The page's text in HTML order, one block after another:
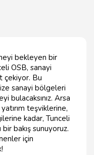
bekleyen bir
OSB, sanayi
çekiyor. Bu
sanayi bölgeleri
bulacaksınız. Arsa
teşviklerine,
kadar, Tunceli
bir bakış sunuyoruz.
için